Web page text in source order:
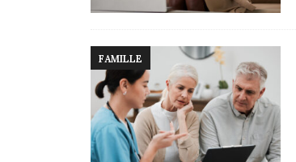
FAMILLE